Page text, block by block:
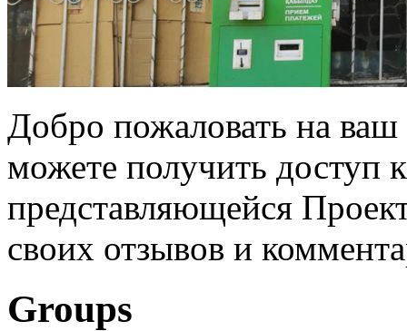
Добро пожаловать на
можете получить доступ
представляющейся
своих отзывов и
Groups